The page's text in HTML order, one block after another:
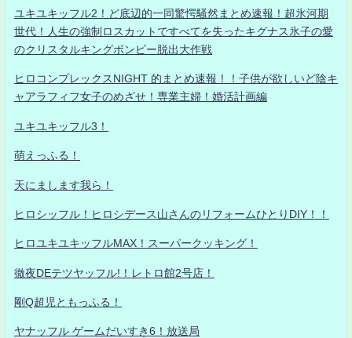
ユキユキッフル2！ど底辺的一同驚愕騒然まとめ速報！超氷河期
世代！人生の強制ロスカットですべてを失ったキグナス氷子の愛
のクリスタルキングボンビー脱出大作戦
ヒロコンプレックスNIGHT 的まとめ速報！！子供が欲しいど陰キ
ャアラフィフ女子のめざせ！専業主婦！婚活計画編
ユキユキッフル3！
萌えっふる！
天にまします我ら！
ヒロシッフル！ヒロシデース山さんのリフォームひとりDIY！！
ヒロユキユキッフルMAX！スーパークッキング！
徹夜DEテツヤッフル!！レトロ館2号店！
剛Q超児ともっふる！
ヤナッフル ゲームだいすき6！放送局